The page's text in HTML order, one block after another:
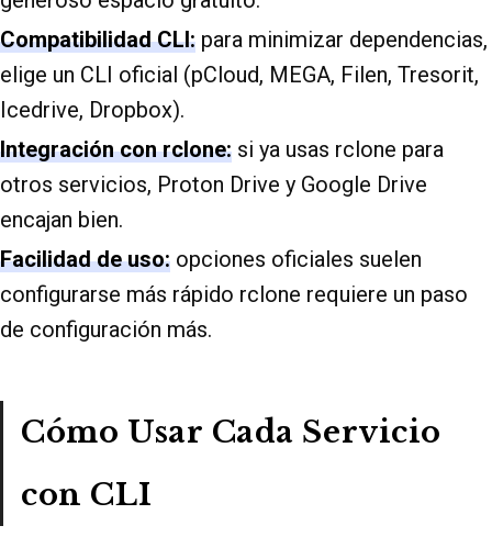
Compatibilidad CLI: para minimizar dependencias,
elige un CLI oficial (pCloud, MEGA, Filen, Tresorit,
Icedrive, Dropbox).
Integración con rclone: si ya usas rclone para
otros servicios, Proton Drive y Google Drive
encajan bien.
Facilidad de uso: opciones oficiales suelen
configurarse más rápido rclone requiere un paso
de configuración más.
Cómo Usar Cada Servicio
con CLI